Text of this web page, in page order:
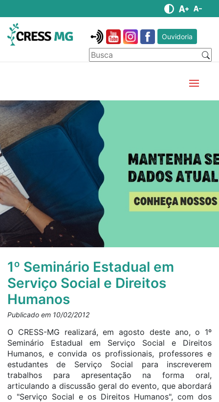
Ouvidoria
1º Seminário Estadual em
Serviço Social e Direitos
Humanos
Publicado em 10/02/2012
O CRESS-MG realizará, em agosto deste ano, o 1º
Seminário Estadual em Serviço Social e Direitos
Humanos, e convida os profissionais, professores e
estudantes de Serviço Social para inscreverem
trabalhos para apresentação na forma oral,
articulando a discussão geral do evento, que abordará
o "Serviço Social e os Direitos Humanos", com dos